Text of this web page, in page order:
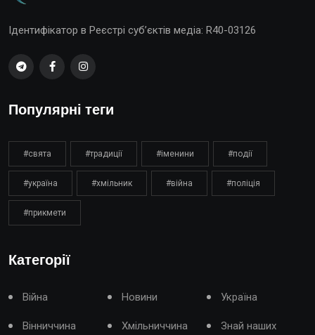
Ідентифікатор в Реєстрі суб’єктів медіа: R40-03126
Популярні теги
#свята #традиції #іменини #події
#україна #хмільник #війна #поліція
#прикмети
Категорії
Війна Новини Україна
Вінниччина Хмільниччина Знай наших